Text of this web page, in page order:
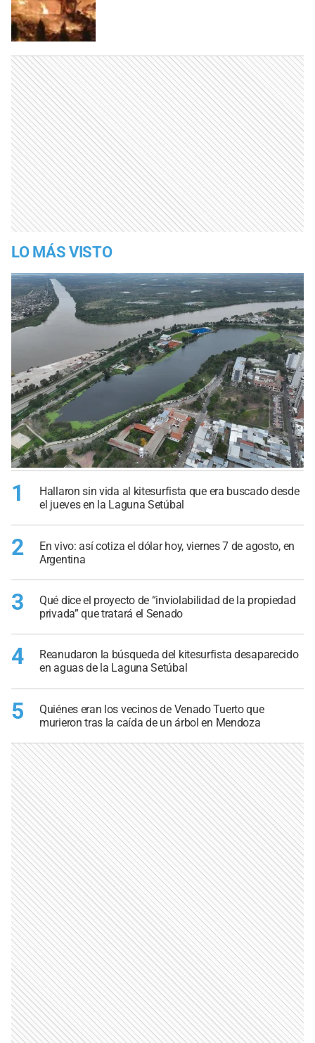
LO MÁS VISTO
1
Hallaron sin vida al kitesurfista que era buscado desde
el jueves en la Laguna Setúbal
2
En vivo: así cotiza el dólar hoy, viernes 7 de agosto, en
Argentina
3
Qué dice el proyecto de “inviolabilidad de la propiedad
privada” que tratará el Senado
4
Reanudaron la búsqueda del kitesurfista desaparecido
en aguas de la Laguna Setúbal
5
Quiénes eran los vecinos de Venado Tuerto que
murieron tras la caída de un árbol en Mendoza